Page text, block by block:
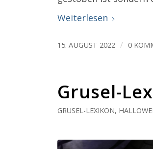
Weiterlesen
15. AUGUST 2022 / 0
Grusel-
GRUSEL-LEXIKON,